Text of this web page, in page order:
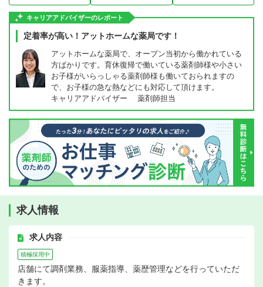
キャリアアドバイザーのレポート
定着率が高い！アットホームな薬局です！
アットホームな薬局で、オープン当初から働かれている
方ばかりです。育休復帰で働いている薬剤師様や小さい
お子様がいらっしゃる薬剤師様も働いておられますの
で、お子様の急な熱などにも対応して頂けます。
キャリアアドバイザー 薬剤師担当
求人情報
求人内容
積極採用中
店舗にて調剤業務、服薬指導、薬歴管理などを行っていただ
きます。